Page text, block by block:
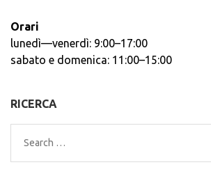
Orari
lunedì—venerdì: 9:00–17:00
sabato e domenica: 11:00–15:00
RICERCA
Search
for: